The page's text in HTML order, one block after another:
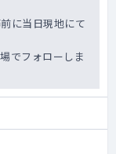
に当日現地にて
でフォローしま